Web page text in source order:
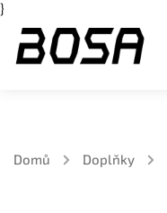
}
Domů / Doplňky /